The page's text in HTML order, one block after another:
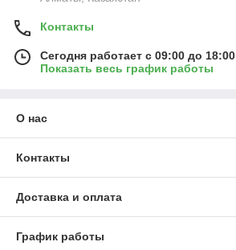
Контакты
Сегодня работает с 09:00 до 18:00
Показать весь график работы
О нас
Контакты
Доставка и оплата
График работы